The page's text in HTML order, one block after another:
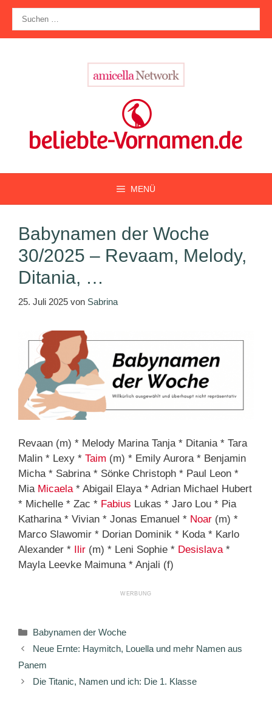
Zum
Inhalt
springen
nach:
MENÜ
Babynamen der Woche
30/2025 – Revaam, Melody,
Ditania, …
25. Juli 2025 von Sabrina
Revaan (m) * Melody Marina Tanja * Ditania * Tara
Malin * Lexy * Taim (m) * Emily Aurora * Benjamin
Micha * Sabrina * Sönke Christoph * Paul Leon *
Mia Micaela* Abigail Elaya * Adrian Michael Hubert
* Michelle * Zac * Fabius Lukas * Jaro Lou * Pia
Katharina * Vivian * Jonas Emanuel * Noar (m) *
Marco Slawomir * Dorian Dominik * Koda * Karlo
Alexander * Ilir (m) * Leni Sophie * Desislava*
Mayla Leevke Maimuna * Anjali (f)
Kategorien
Babynamen der Woche
Neue Ernte: Haymitch, Louella und mehr Namen aus
Panem
Die Titanic, Namen und ich: Die 1. Klasse